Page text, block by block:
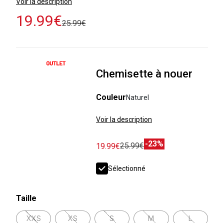
19.99€25.99€
Chemisette à nouer
CouleurNaturel
Voir la description
19.99€25.99€-23%
Sélectionné
Taille
XXS XS S M L